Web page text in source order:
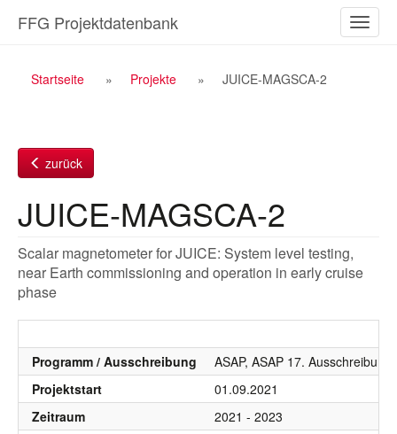
Inhalt
ein-/
FFG Projektdatenbank
Breadcrumb
Startseite Projekte JUICE-MAGSCA-2
zurück
JUICE-MAGSCA-2
Scalar magnetometer for JUICE: System level testing,
near Earth commissioning and operation in early cruise
phase
Programm / Ausschreibung
ASAP, ASAP 17. Ausschreibung
Projektstart
01.09.2021
Zeitraum
2021 - 2023